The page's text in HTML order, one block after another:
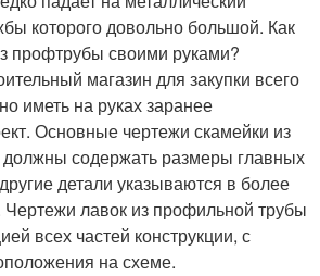
которого довольно большой. Как
профтрубы своими руками?
магазин для закупки всего
иметь на руках заранее
Основные чертежи скамейки из
содержать размеры главных
детали указываются в более
лавок из профильной трубы
всех частей конструкции, с
на схеме.